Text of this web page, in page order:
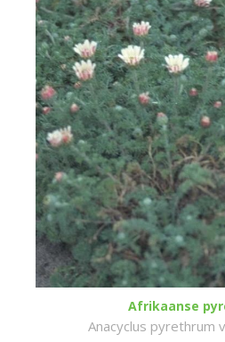
Afrikaanse
Anacyclus pyrethrum